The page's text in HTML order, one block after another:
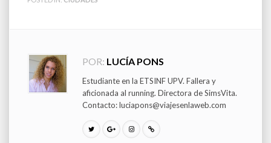
POR: LUCÍA PONS
Estudiante en la ETSINF UPV. Fallera y
aficionada al running. Directora de SimsVita.
Contacto: luciapons@viajesenlaweb.com